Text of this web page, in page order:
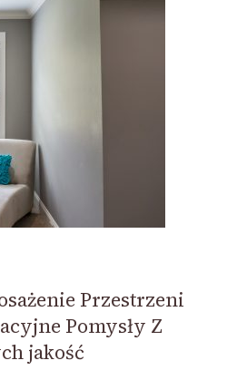
Przestrzeni
Pomysły Z
jakość